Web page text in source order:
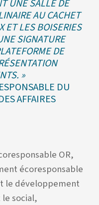
UNE SALLE DE
AU CACHET
ET LES BOISERIES
SIGNATURE
DE
»
DU
AFFAIRES
OR,
écoresponsable
le développement
social,